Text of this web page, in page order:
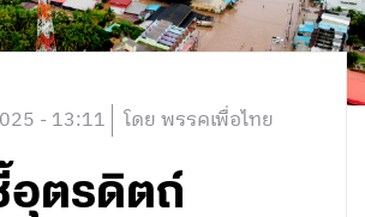
- 13:11 โดย พรรคเพื่อไทย
อุตรดิตถ์